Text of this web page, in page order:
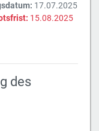
17.07.2025
15.08.2025
des